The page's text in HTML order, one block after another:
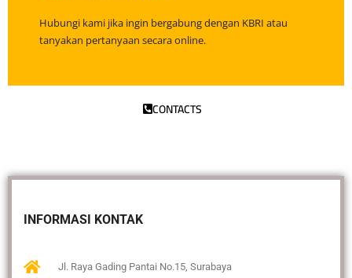
Hubungi kami jika ingin bergabung dengan KBRI atau
tanyakan pertanyaan secara online.
CONTACTS
INFORMASI KONTAK
Jl. Raya Gading Pantai No.15, Surabaya